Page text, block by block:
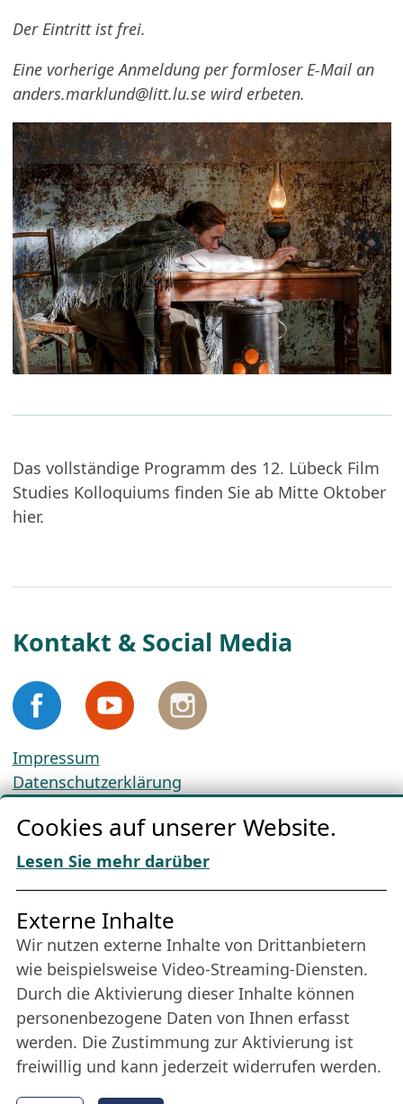
Der Eintritt ist frei.
Eine vorherige Anmeldung per formloser E-Mail an
anders.marklund@litt.lu.se wird erbeten.
Das vollständige Programm des 12. Lübeck Film
Studies Kolloquiums finden Sie ab Mitte Oktober
hier.
Kontakt & Social Media
Impressum
Datenschutzerklärung
AGBs
Download „Nordic Tango“
Freundes­kreis
Bleiben Sie uns das ganze Jahr über verbunden:
Werden Sie Freund der Nordischen Filmtage
Lübeck.
Mehr erfahren
Cookies auf unserer Website.
Lesen Sie mehr darüber
Externe Inhalte
Wir nutzen externe Inhalte von Drittanbietern
wie beispielsweise Video-Streaming-Diensten.
Durch die Aktivierung dieser Inhalte können
personenbezogene Daten von Ihnen erfasst
werden. Die Zustimmung zur Aktivierung ist
freiwillig und kann jederzeit widerrufen werden.